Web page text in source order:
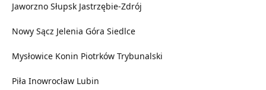
Jaworzno Słupsk Jastrzębie-Zdrój
Nowy Sącz Jelenia Góra Siedlce
Mysłowice Konin Piotrków Trybunalski
Piła Inowrocław Lubin